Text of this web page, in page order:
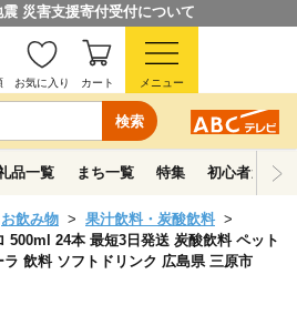
災害支援寄付受付について
検索
お気に入り カート メニュー
品一覧 まち一覧 特集 初心者ガイド
お飲み物
果汁飲料・炭酸飲料
500ml 24本 最短3日発送 炭酸飲料 ペット
飲料 ソフトドリンク 広島県 三原市